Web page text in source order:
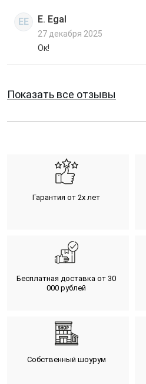
EE E. Egal
27 декабря 2025
Ок!
Показать все отзывы
Гарантия от 2х лет
Бесплатная доставка от 30
000 рублей
Собственный шоурум